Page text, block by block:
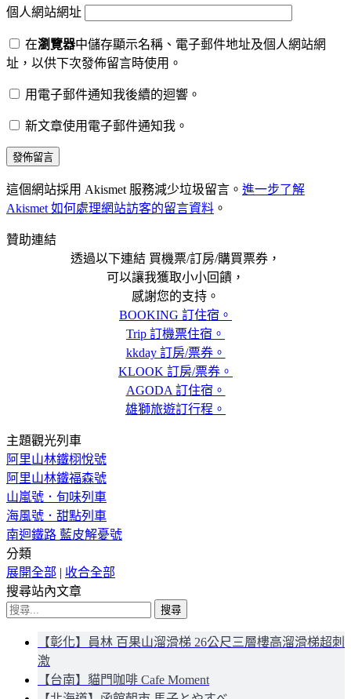
個人網站網址
在瀏覽器中儲存顯示名稱、電子郵件地址及個人網站網
址，以供下次發佈留言時使用。
用電子郵件通知我後續的迴響。
新文章使用電子郵件通知我。
這個網站採用 Akismet 服務減少垃圾留言。 進一步了解
Akismet 如何處理網站訪客的留言資料 。
贊助連結
透過以下連結 買機票/訂房/購買票券，
可以讓我獲取小小回饋，
感謝您的支持。
BOOKING 訂住宿。
Trip 訂機票住宿。
kkday 訂房/票券。
KLOOK 訂房/票券。
AGODA 訂住宿。
雄獅旅遊訂行程。
主題觀光列車
阿里山林鐵栩悅號
阿里山林鐵福森號
山嵐號．旬味列車
海風號．甜點列車
南迴鐵路 藍皮解憂號
分類
展開全部 | 收合全部
搜尋站內文章
搜
【彰化】員林 百果山溜滑梯 26公尺三層樓高溜滑梯超刺
激
【台南】貓門咖啡 Cafe Moment